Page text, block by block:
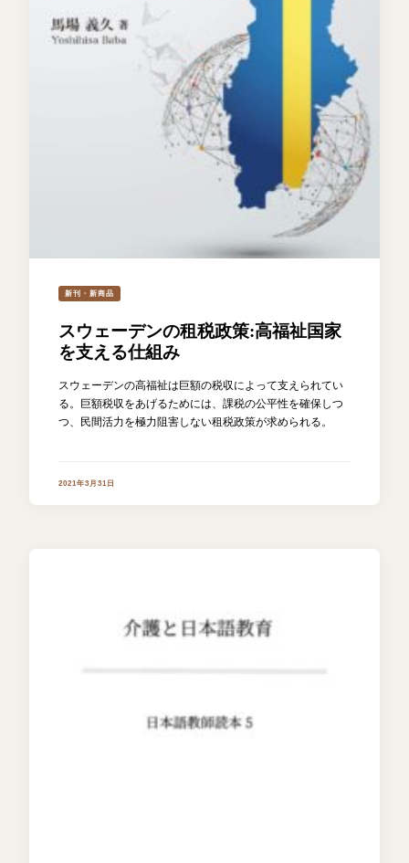
新刊・新商品
スウェーデンの租税政策:高福祉国家
を支える仕組み
スウェーデンの高福祉は巨額の税収によって支えられてい
る。巨額税収をあげるためには、課税の公平性を確保しつ
つ、民間活力を極力阻害しない租税政策が求められる。
2021年3月31日